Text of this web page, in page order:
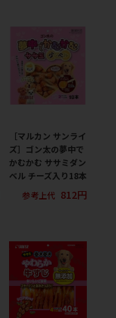
［マルカン サンライ
ズ］ゴン太の夢中で
かむかむ ササミダン
ベル チーズ入り18本
参考上代 812円